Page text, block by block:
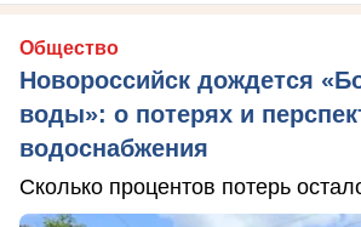
Общество
Новороссийск дождется
воды»: о потерях и
водоснабжения
Сколько процентов потерь